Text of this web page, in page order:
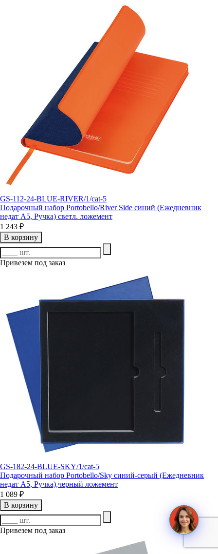
GS-112-24-BLUE-RIVER/1/cat-5
Подарочный набор Portobello/River Side синий (Ежедневник
недат А5, Ручка) светл. ложемент
1 243 ₽
В корзину
Привезем под заказ
GS-182-24-BLUE-SKY/1/cat-5
Подарочный набор Portobello/Sky синий-серый (Ежедневник
недат А5, Ручка),черный ложемент
1 089 ₽
В корзину
Привезем под заказ